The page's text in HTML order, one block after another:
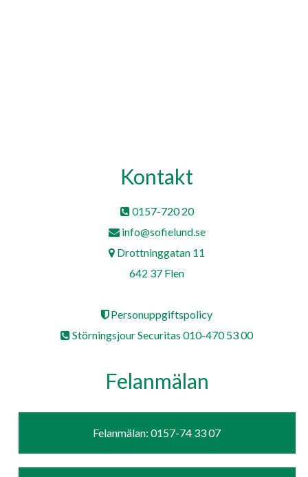
Kontakt
0157-720 20
info@sofielund.se
Drottninggatan 11
642 37 Flen
Personuppgiftspolicy
Störningsjour Securitas 010-470 53 00
Felanmälan
Felanmälan: 0157-74 33 07